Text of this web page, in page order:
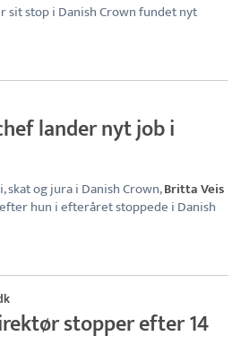
sit stop i Danish Crown fundet nyt
lander nyt job i
og jura i Danish Crown,Britta Veis
hun i efteråret stoppede i Danish
stopper efter 14